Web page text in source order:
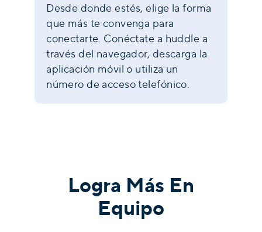
Desde donde estés, elige la forma
que más te convenga para
conectarte. Conéctate a huddle a
través del navegador, descarga la
aplicación móvil o utiliza un
número de acceso telefónico.
Logra Más En
Equipo